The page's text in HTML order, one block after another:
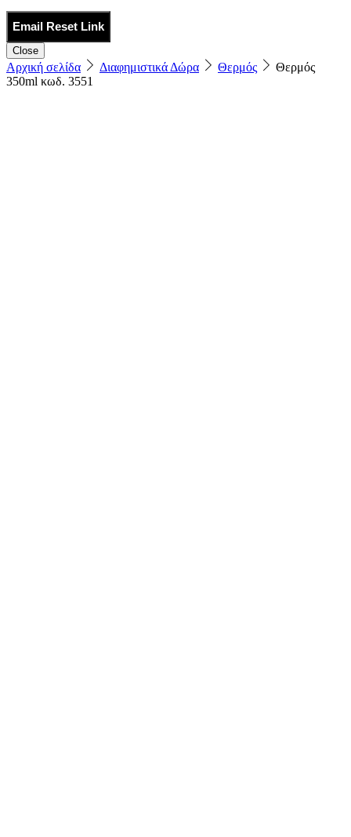
Email Reset Link
Close
Αρχική σελίδα Διαφημιστικά Δώρα Θερμός
Θερμός
350ml κωδ. 3551